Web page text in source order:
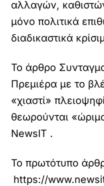
αλλαγών,
μόνο πολιτικά
διαδικαστικά
To άρθρο
Πρεμιέρα με το
«χιαστί»
θεωρούνται
NewsIT .
Το πρωτότυπο
https://